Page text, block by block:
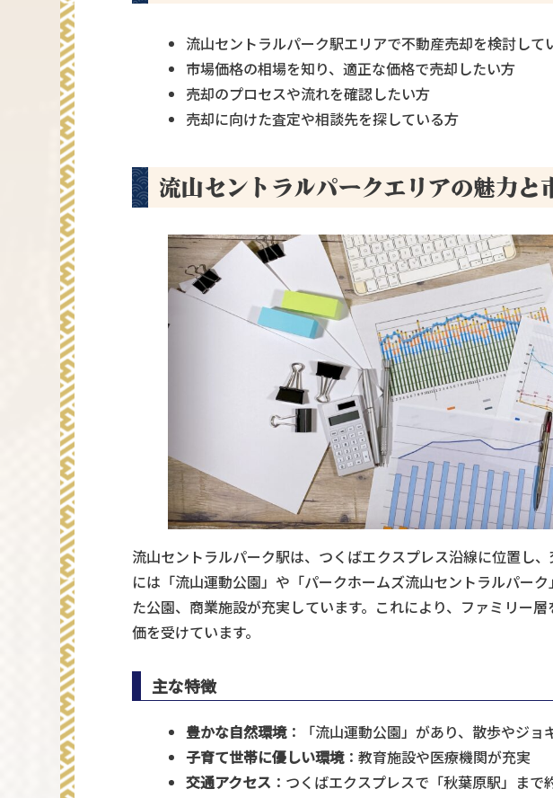
流山セントラルパーク駅エリアで不動産売却を検討して
市場価格の相場を知り、適正な価格で売却したい方
売却のプロセスや流れを確認したい方
売却に向けた査定や相談先を探している方
流山セントラルパークエリアの魅力と
流山セントラルパーク駅は、つくばエクスプレス沿線に位置し
には「流山運動公園」や「パークホームズ流山セントラルパー
た公園、商業施設が充実しています。これにより、ファミリー
価を受けています。
主な特徴
豊かな自然環境：「流山運動公園」があり、散歩やジョ
子育て世帯に優しい環境：教育施設や医療機関が充実
交通アクセス ：つくばエクスプレスで「秋葉原駅」まで